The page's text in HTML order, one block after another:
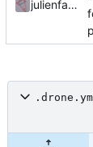
julienfastre